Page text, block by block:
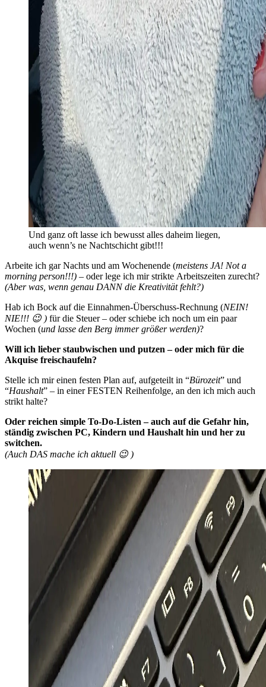
Und ganz oft lasse ich bewusst alles daheim liegen,
auch wenn’s ne Nachtschicht gibt!!!
Arbeite ich gar Nachts und am Wochenende (meistens JA! Not a
morning person!!!) – oder lege ich mir strikte Arbeitszeiten zurecht?
(Aber was, wenn genau DANN die Kreativität fehlt?)
Hab ich Bock auf die Einnahmen-Überschuss-Rechnung (NEIN!
NIE!!! 😉 ) für die Steuer – oder schiebe ich noch um ein paar
Wochen (und lasse den Berg immer größer werden)?
Will ich lieber staubwischen und putzen – oder mich für die
Akquise freischaufeln?
Stelle ich mir einen festen Plan auf, aufgeteilt in “Bürozeit” und
“Haushalt” – in einer FESTEN Reihenfolge, an den ich mich auch
strikt halte?
Oder reichen simple To-Do-Listen – auch auf die Gefahr hin,
ständig zwischen PC, Kindern und Haushalt hin und her zu
switchen.
(Auch DAS mache ich aktuell 😉 )